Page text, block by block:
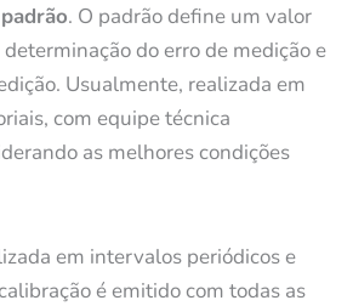
. O padrão define um valor
do erro de medição e
Usualmente, realizada em
com equipe técnica
as melhores condições
em intervalos periódicos e
é emitido com todas as